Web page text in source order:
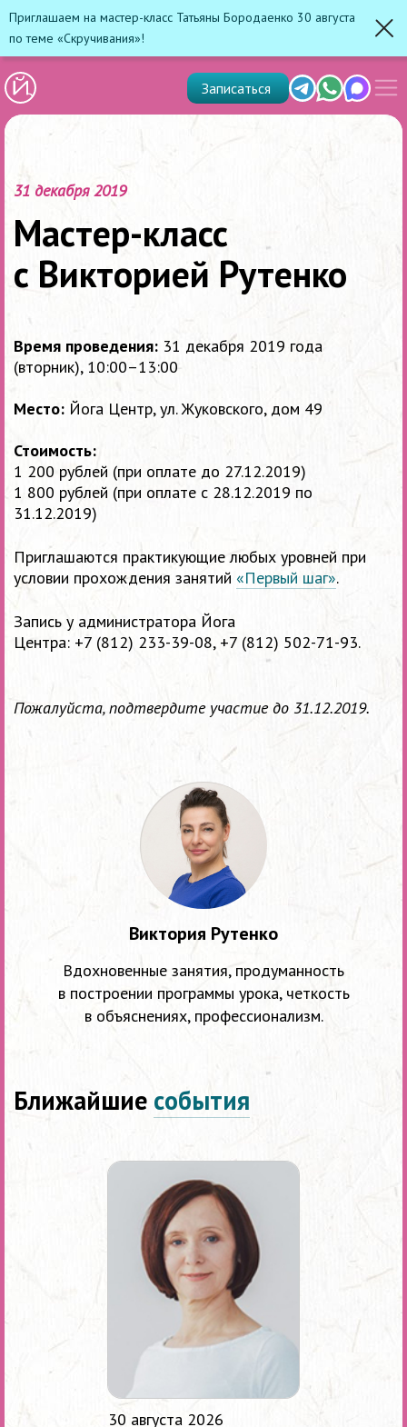
Приглашаем на мастер-класс Татьяны Бородаенко 30 августа
по теме «Скручивания»!
TelegramWhats'app
Max
Записаться
меню
31 декабря 2019
Мастер-класс
с Викторией Рутенко
Время проведения: 31 декабря 2019 года
(вторник), 10:00–13:00
Место: Йога Центр, ул. Жуковского, дом 49
Стоимость:
1 200 рублей (при оплате до 27.12.2019)
1 800 рублей (при оплате с 28.12.2019 по
31.12.2019)
Приглашаются практикующие любых уровней при
условии прохождения занятий «Первый шаг».
Запись у администратора Йога
Центра: +7 (812) 233-39-08, +7 (812) 502-71-93.
Пожалуйста, подтвердите участие до 31.12.2019.
Виктория Рутенко
Вдохновенные занятия, продуманность
в построении программы урока, четкость
в объяснениях, профессионализм.
Ближайшие события
30 августа 2026